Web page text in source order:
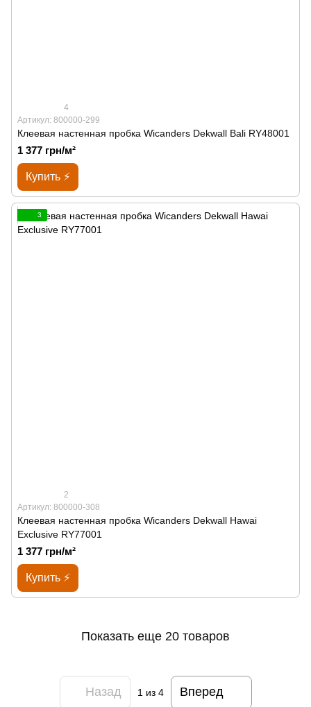
4
Артикул: 800000-299
Клеевая настенная пробка Wicanders Dekwall Bali RY48001
1 377 грн/м²
Купить ⚡
3
2
Артикул: 800000-308
Клеевая настенная пробка Wicanders Dekwall Hawai
Exclusive RY77001
1 377 грн/м²
Купить ⚡
Показать еще 20 товаров
Назад 1 из 4 Вперед